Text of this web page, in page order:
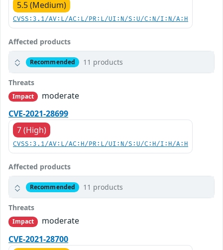
5.5 (Medium)
CVSS:3.1/AV:L/AC:L/PR:L/UI:N/S:U/C:N/I:N/A:H
Affected products
Recommended 11 products
Threats
Impact
moderate
CVE-2021-28699
7 (High)
CVSS:3.1/AV:L/AC:H/PR:L/UI:N/S:U/C:H/I:H/A:H
Affected products
Recommended 11 products
Threats
Impact
moderate
CVE-2021-28700